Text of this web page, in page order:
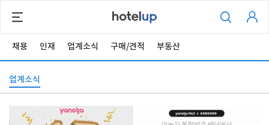
채용 인재 업계소식 구매/견적 부동산
업계소식